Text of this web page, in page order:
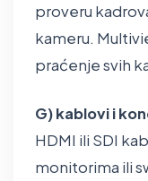
proveru
kameru.
praćenje svih
G) kablovi i
HDMI ili SDI
monitorima ili